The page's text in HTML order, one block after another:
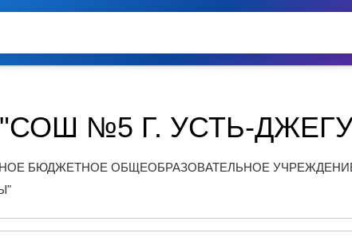
№5 Г. УСТЬ-
БЮДЖЕТНОЕ ОБЩЕОБРАЗОВАТЕЛЬНОЕ